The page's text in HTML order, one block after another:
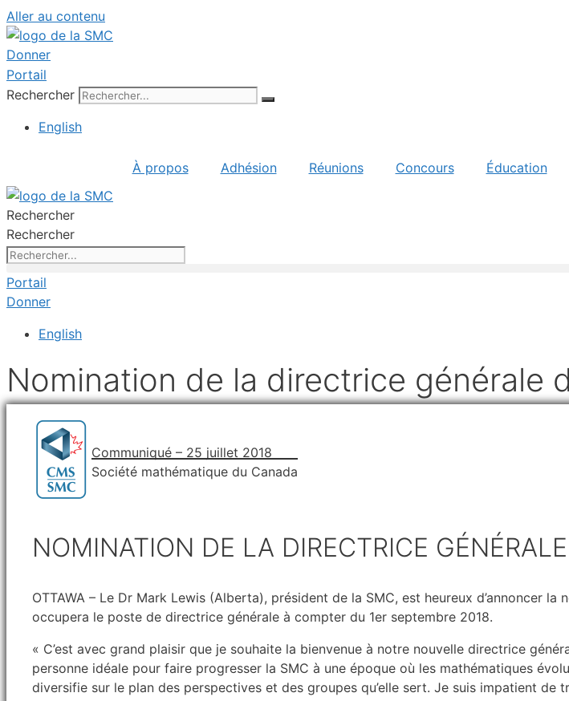
Aller au contenu
Donner
Portail
Rechercher
English
À propos Adhésion Réunions Concours Éducation
Rechercher
Rechercher
Portail
Donner
English
Nomination de la directrice générale
Communiqué – 25 juillet 2018
Société mathématique du Canada
NOMINATION DE LA DIRECTRICE
OTTAWA – Le Dr Mark Lewis (Alberta), président de la SMC, est heureux d’annoncer la
occupera le poste de directrice générale à compter du 1er septembre 2018.
« C’est avec grand plaisir que je souhaite la bienvenue à notre nouvelle directrice
personne idéale pour faire progresser la SMC à une époque où les mathématiques
diversifie sur le plan des perspectives et des groupes qu’elle sert. Je suis impatient de